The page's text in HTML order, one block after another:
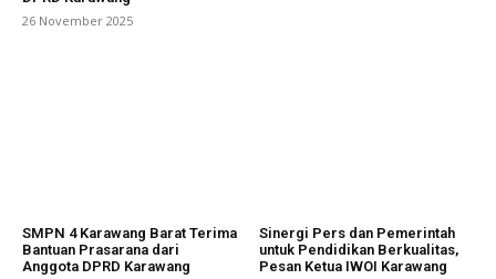
26 November 2025
SMPN 4 Karawang Barat Terima
Bantuan Prasarana dari
Anggota DPRD Karawang
Sinergi Pers dan Pemerintah
untuk Pendidikan Berkualitas,
Pesan Ketua IWOI Karawang